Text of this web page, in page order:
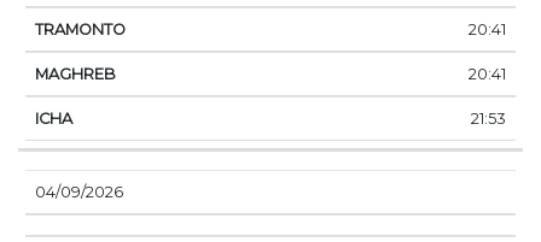
20:41
20:41
21:53
04/09/2026